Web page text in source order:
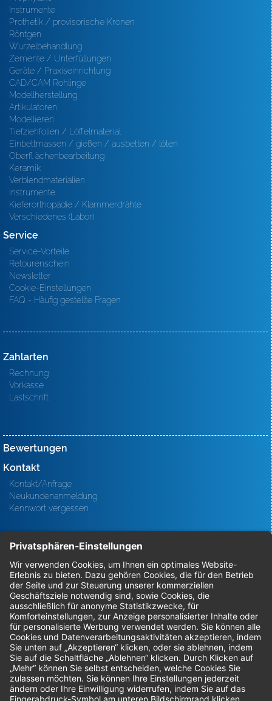
Instrumente
Prothetik / provisorische Kronen
Röntgen
Wurzelbehandlung
Zemente / Unterfüllungen
Geräte / Praxiseinrichtung
CAD/CAM Rohlinge
Modellherstellung
Artikulatoren
Modellieren
Tiefziehfolien / Löffelmaterial
Einbettmassen / gießen / ausbetten / löten
Oberfl ächenbearbeitung
Keramik
Verblendmaterialien
Instrumente
Kieferorthopädie / Klammerdrähte
Verschiedenes (Labor)
Service
Service-Vorteile
Retourenschein
Newsletter
Cookie-Einstellungen
FAQ - Häufig gestellte Fragen
Zahlarten
Rechnung
Vorkasse
Lastschrift
Bewertungen
Kontakt
Kontakt/Anfrage
Neukundenanmeldung
Kennwort vergessen
Bestellungen
Sendung verfolgen
Geprüfter Shop